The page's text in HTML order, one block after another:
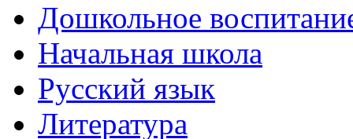
Дошкольное
Начальная школа
Русский язык
Литература